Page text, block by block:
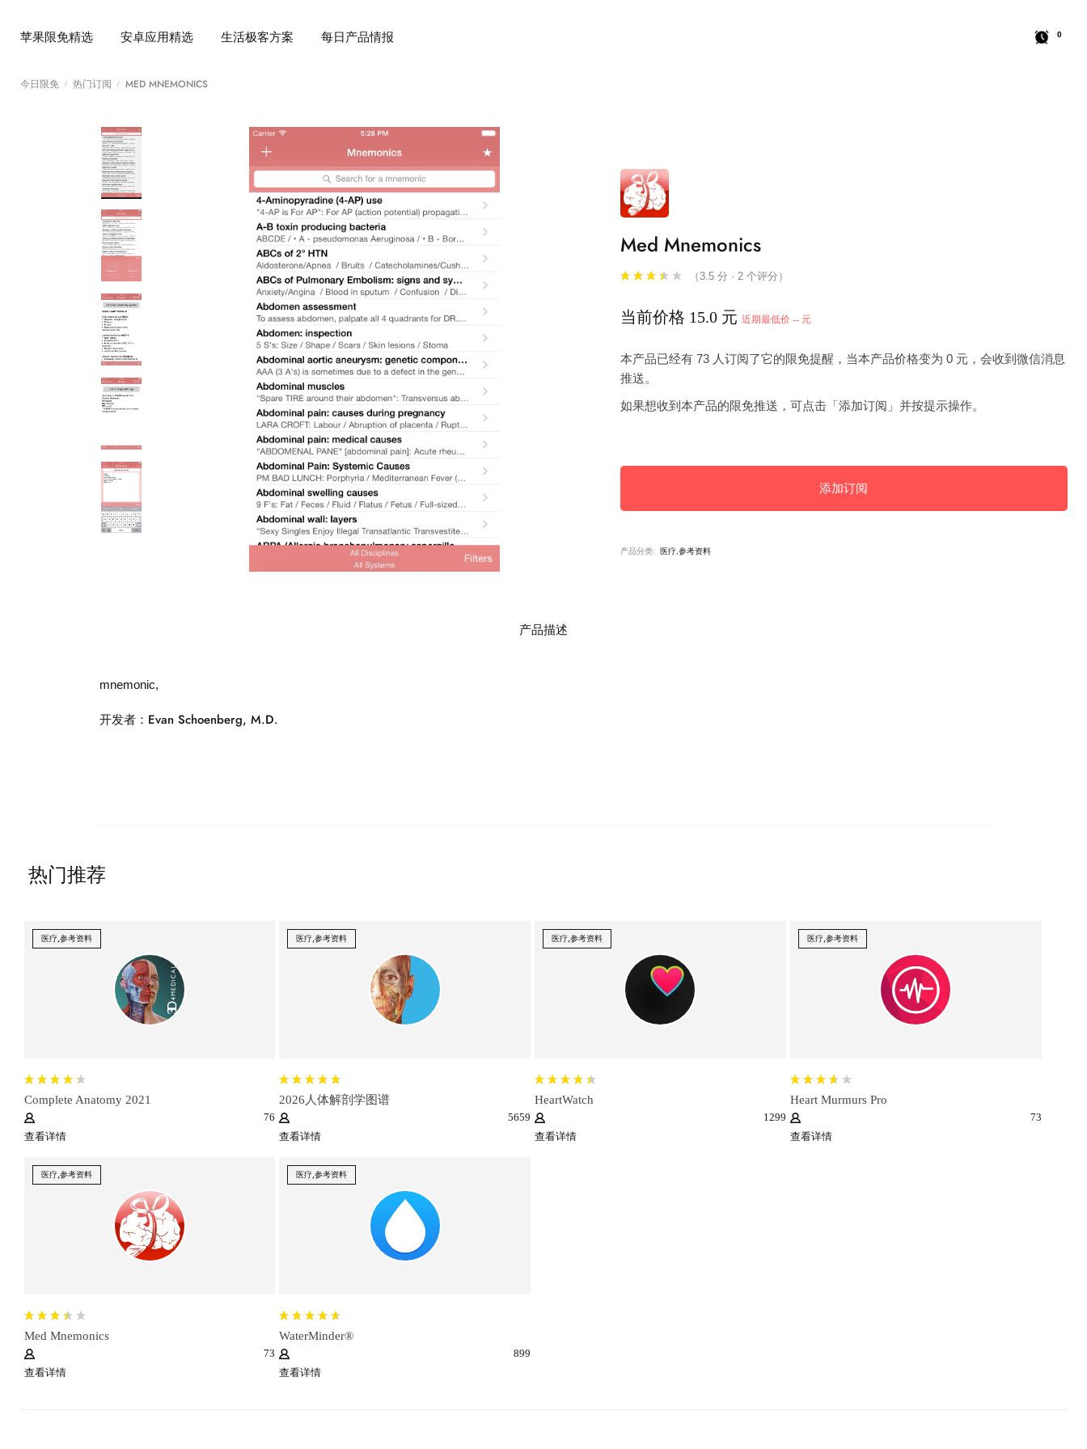
苹果限免精选 安卓应用精选 生活极客方案 每日产品情报 0
今日限免 热门订阅 MED MNEMONICS
Med Mnemonics
（3.5 分 · 2 个评分）
当前价格 15.0 元 近期最低价 -- 元
本产品已经有 73 人订阅了它的限免提醒，当本产品价格变为 0 元，会收到微信消息
推送。
如果想收到本产品的限免推送，可点击「添加订阅」并按提示操作。
添加订阅
产品分类: 医疗,参考资料
产品描述
mnemonic,
开发者：Evan Schoenberg, M.D.
热门推荐
医疗,参考资料
Complete Anatomy 2021
76
查看详情
医疗,参考资料
2026人体解剖学图谱
5659
查看详情
医疗,参考资料
HeartWatch
1299
查看详情
医疗,参考资料
Heart Murmurs Pro
73
查看详情
医疗,参考资料
Med Mnemonics
73
查看详情
医疗,参考资料
WaterMinder®
899
查看详情